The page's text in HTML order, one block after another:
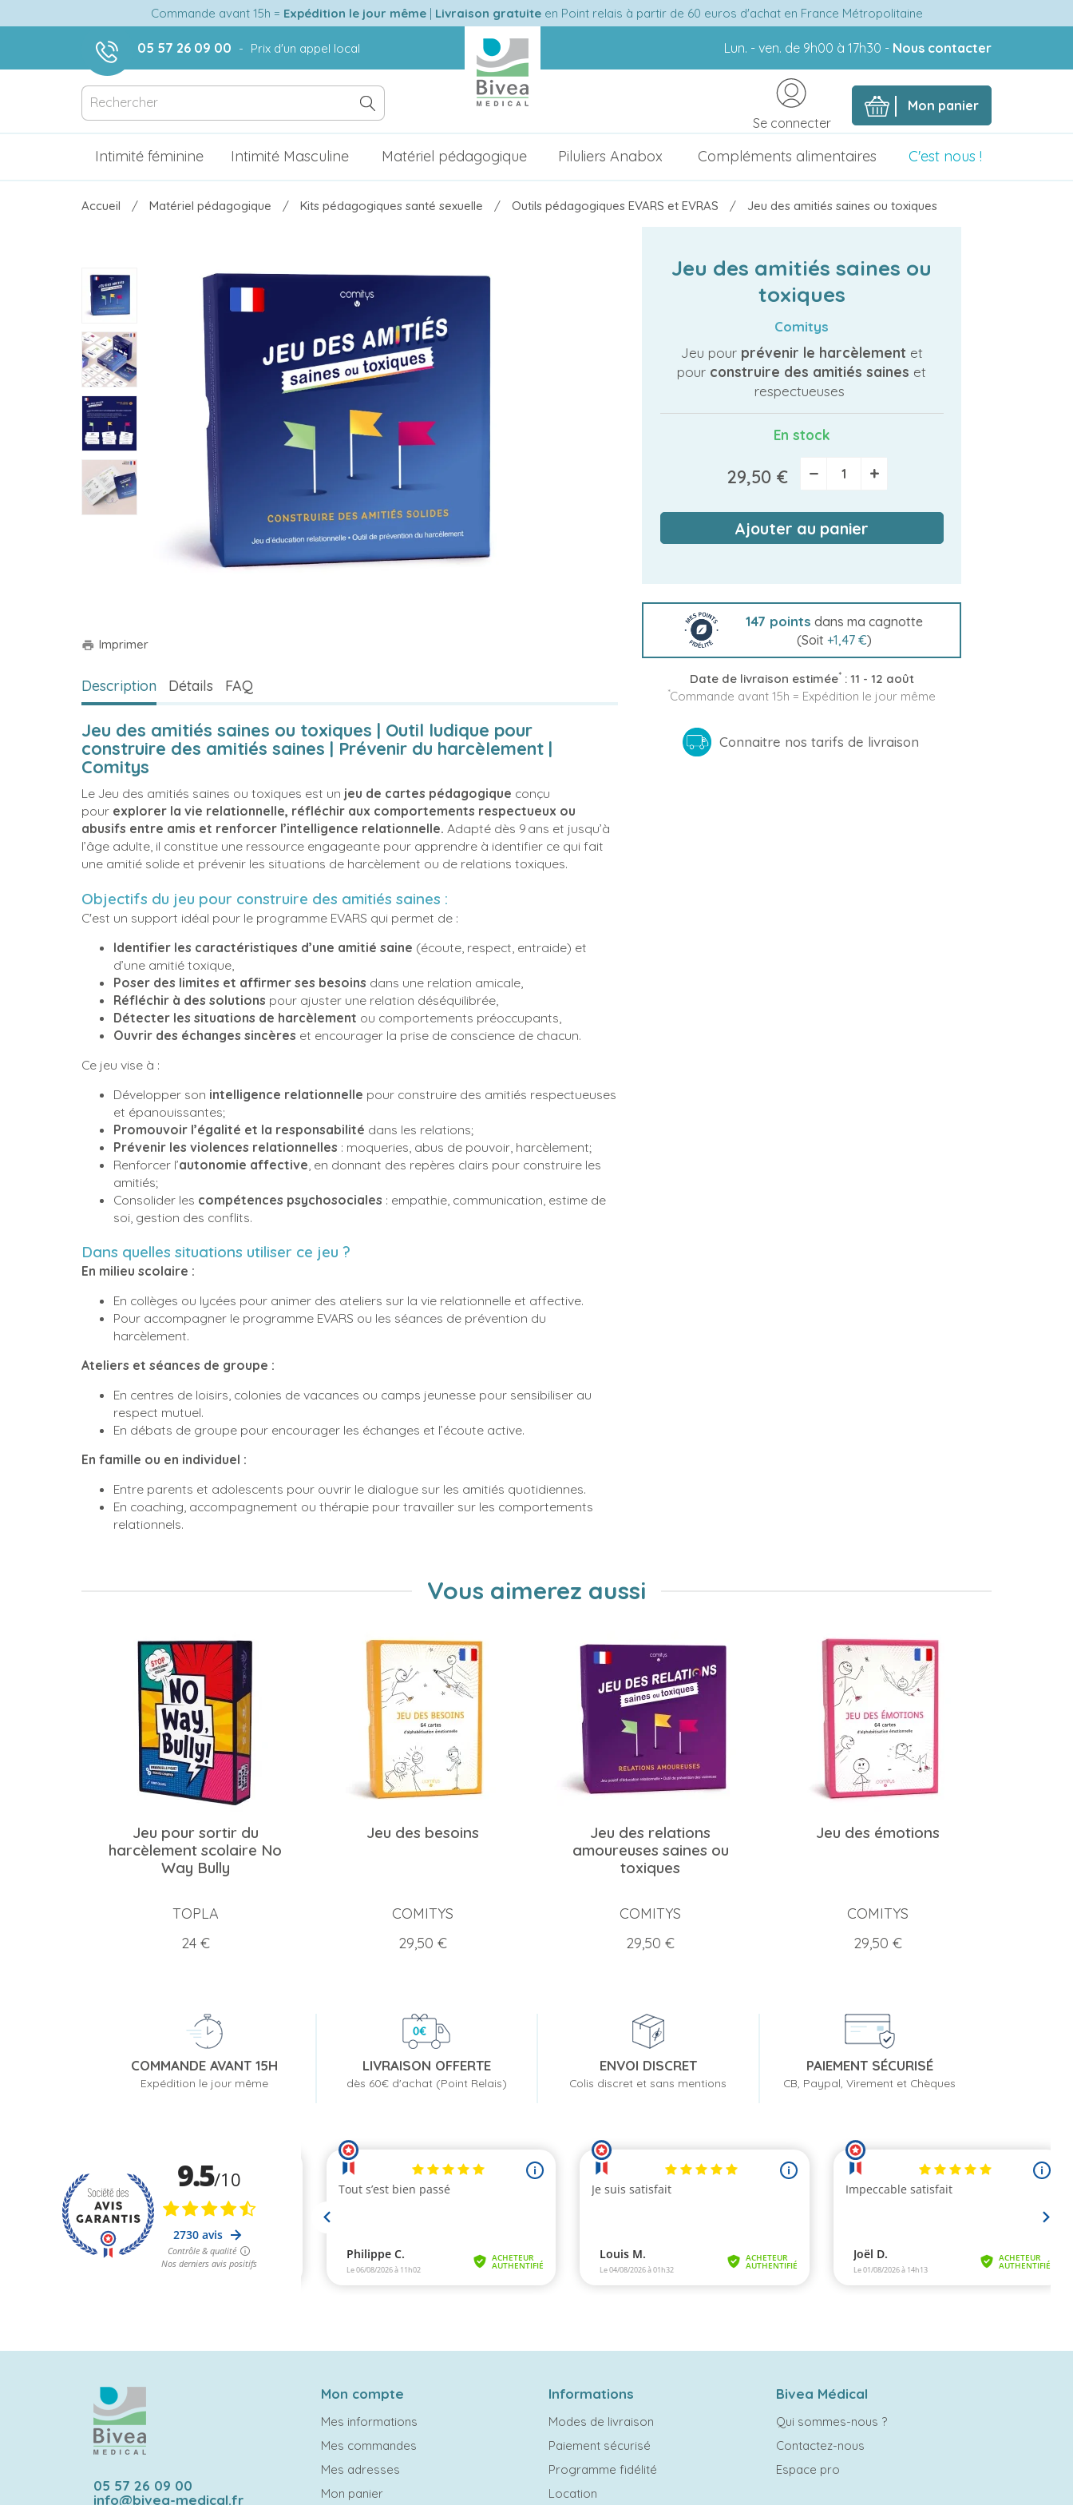
Commande avant 15h = Expédition le jour même| Livraison gratuiteen Point relais à partir de 60 euros d'achat en France Métropolitaine
05 57 26 09 00 - Prix d'un appel local Lun. - ven. de 9h00 à 17h30 - Nous contacter
Mon panier
Se connecter
Intimité féminine Intimité Masculine Matériel pédagogique Piluliers Anabox Compléments alimentaires C'est nous !
Accueil Matériel pédagogique Kits pédagogiques santé sexuelle Outils pédagogiques EVARS et EVRAS Jeu des amitiés saines ou toxiques
print Imprimer
Jeu des amitiés saines ou
toxiques
Comitys
Jeu pour prévenir le harcèlement et
pour construire des amitiés saines et
respectueuses
En stock
29,50 € − +
Ajouter au panier
147 points dans ma cagnotte
(Soit +1,47 €)
Date de livraison estimée*: 11 - 12 août
*Commande avant 15h = Expédition le jour même
Connaitre nos tarifs de livraison
Description Détails FAQ
Jeu des amitiés saines ou toxiques | Outil ludique pour
construire des amitiés saines | Prévenir du harcèlement |
Comitys
Le Jeu des amitiés saines ou toxiques est un jeu de cartes pédagogique conçu
pour explorer la vie relationnelle, réfléchir aux comportements respectueux ou
abusifs entre amis et renforcer l’intelligence relationnelle. Adapté dès 9 ans et jusqu’à
l’âge adulte, il constitue une ressource engageante pour apprendre à identifier ce qui fait
une amitié solide et prévenir les situations de harcèlement ou de relations toxiques.
Objectifs du jeu pour construire des amitiés saines :
C'est un support idéal pour le programme EVARS qui permet de :
Identifier les caractéristiques d’une amitié saine (écoute, respect, entraide) et
d’une amitié toxique,
Poser des limites et affirmer ses besoins dans une relation amicale,
Réfléchir à des solutions pour ajuster une relation déséquilibrée,
Détecter les situations de harcèlement ou comportements préoccupants,
Ouvrir des échanges sincères et encourager la prise de conscience de chacun.
Ce jeu vise à :
Développer son intelligence relationnelle pour construire des amitiés respectueuses
et épanouissantes;
Promouvoir l’égalité et la responsabilité dans les relations;
Prévenir les violences relationnelles : moqueries, abus de pouvoir, harcèlement;
Renforcer l’autonomie affective , en donnant des repères clairs pour construire les
amitiés;
Consolider les compétences psychosociales : empathie, communication, estime de
soi, gestion des conflits.
Dans quelles situations utiliser ce jeu ?
En milieu scolaire :
En collèges ou lycées pour animer des ateliers sur la vie relationnelle et affective.
Pour accompagner le programme EVARS ou les séances de prévention du
harcèlement.
Ateliers et séances de groupe :
En centres de loisirs, colonies de vacances ou camps jeunesse pour sensibiliser au
respect mutuel.
En débats de groupe pour encourager les échanges et l’écoute active.
En famille ou en individuel :
Entre parents et adolescents pour ouvrir le dialogue sur les amitiés quotidiennes.
En coaching, accompagnement ou thérapie pour travailler sur les comportements
relationnels.
Vous aimerez aussi
Jeu pour sortir du
harcèlement scolaire No
Way Bully
TOPLA
Prix
24 €
Jeu des besoins
COMITYS
Prix
29,50 €
Jeu des relations
amoureuses saines ou
toxiques
COMITYS
Prix
29,50 €
Jeu des émotions
COMITYS
Prix
29,50 €
COMMANDE AVANT 15H
Expédition le jour même
LIVRAISON OFFERTE
dès 60€ d'achat (Point Relais)
ENVOI DISCRET
Colis discret et sans mentions
PAIEMENT SÉCURISÉ
CB, Paypal, Virement et Chèques
05 57 26 09 00
info@bivea-medical.fr
Mon compte
Mes informations
Mes commandes
Mes adresses
Mon panier
Informations
Modes de livraison
Paiement sécurisé
Programme fidélité
Location
Bivea Médical
Qui sommes-nous ?
Contactez-nous
Espace pro